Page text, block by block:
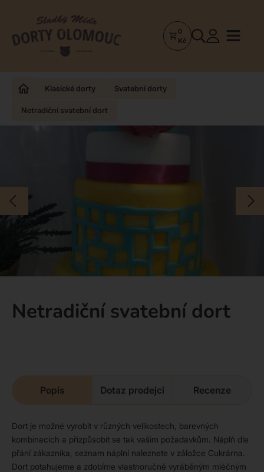
Dorty
Zakázkové
0
Kč
Klasické dorty Svatební dorty
Netradiční svatební dort
Netradiční svatební dort
Popis Dotaz prodejci Recenze
Dort je možné vyrobit v různých velikostech, barevných
kombinacích a přizpůsobit se tak vašim požadavkům. Náplň dle
přání zákazníka, seznam náplní naleznete v záložce Cukrárna.
Dort potahujeme a zdobíme vlastnoručně vyráběným mléčným